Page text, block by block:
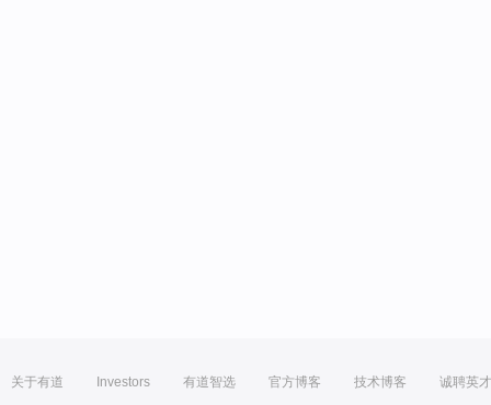
关于有道 Investors 有道智选 官方博客 技术博客 诚聘英才